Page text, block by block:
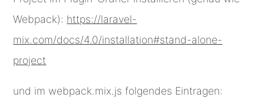
Webpack): https://laravel-
mix.com/docs/4.0/installation#stand-alone-
project
und im webpack.mix.js folgendes Eintragen: